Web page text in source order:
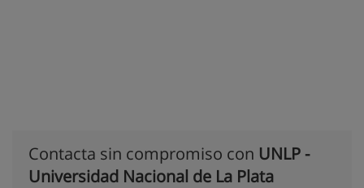
Contacta sin compromiso con UNLP -
Universidad Nacional de La Plata